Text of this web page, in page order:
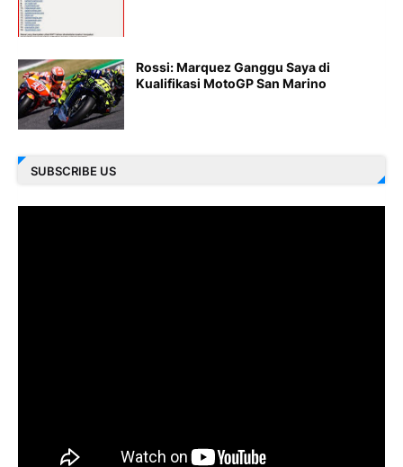
Rossi: Marquez Ganggu Saya di
Kualifikasi MotoGP San Marino
SUBSCRIBE US